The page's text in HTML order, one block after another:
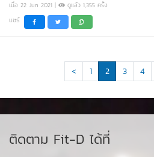
เมื่อ 22 Jun 2021 | ดูแล้ว 1,355 ครั้ง
แชร์
< 1 2 3 4
ติดตาม Fit-D ได้ที่